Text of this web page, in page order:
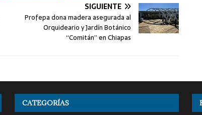
SIGUIENTE
Profepa dona madera asegurada al
Orquideario y Jardín Botánico
“Comitán” en Chiapas
CATEGORÍAS